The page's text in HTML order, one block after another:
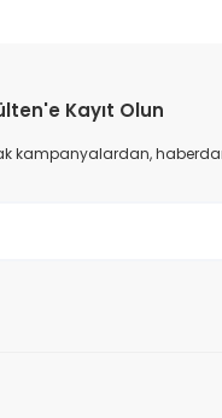
Kayıt Olun
kampanyalardan,